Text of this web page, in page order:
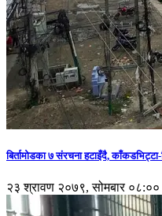
बिर्तामोडका ७ संरचना हटाइँदै,
२३ श्रावण २०७९, सोमबार ०८:००